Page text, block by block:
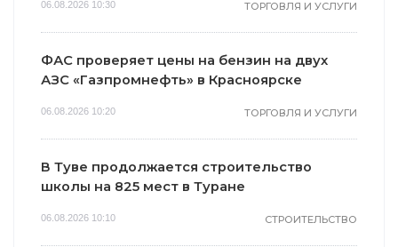
06.08.2026 10:30 ТОРГОВЛЯ И УСЛУГИ
ФАС проверяет цены на бензин на двух
АЗС «Газпромнефть» в Красноярске
06.08.2026 10:20 ТОРГОВЛЯ И УСЛУГИ
В Туве продолжается строительство
школы на 825 мест в Туране
06.08.2026 10:10 СТРОИТЕЛЬСТВО